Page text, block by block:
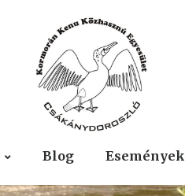
Blog Események